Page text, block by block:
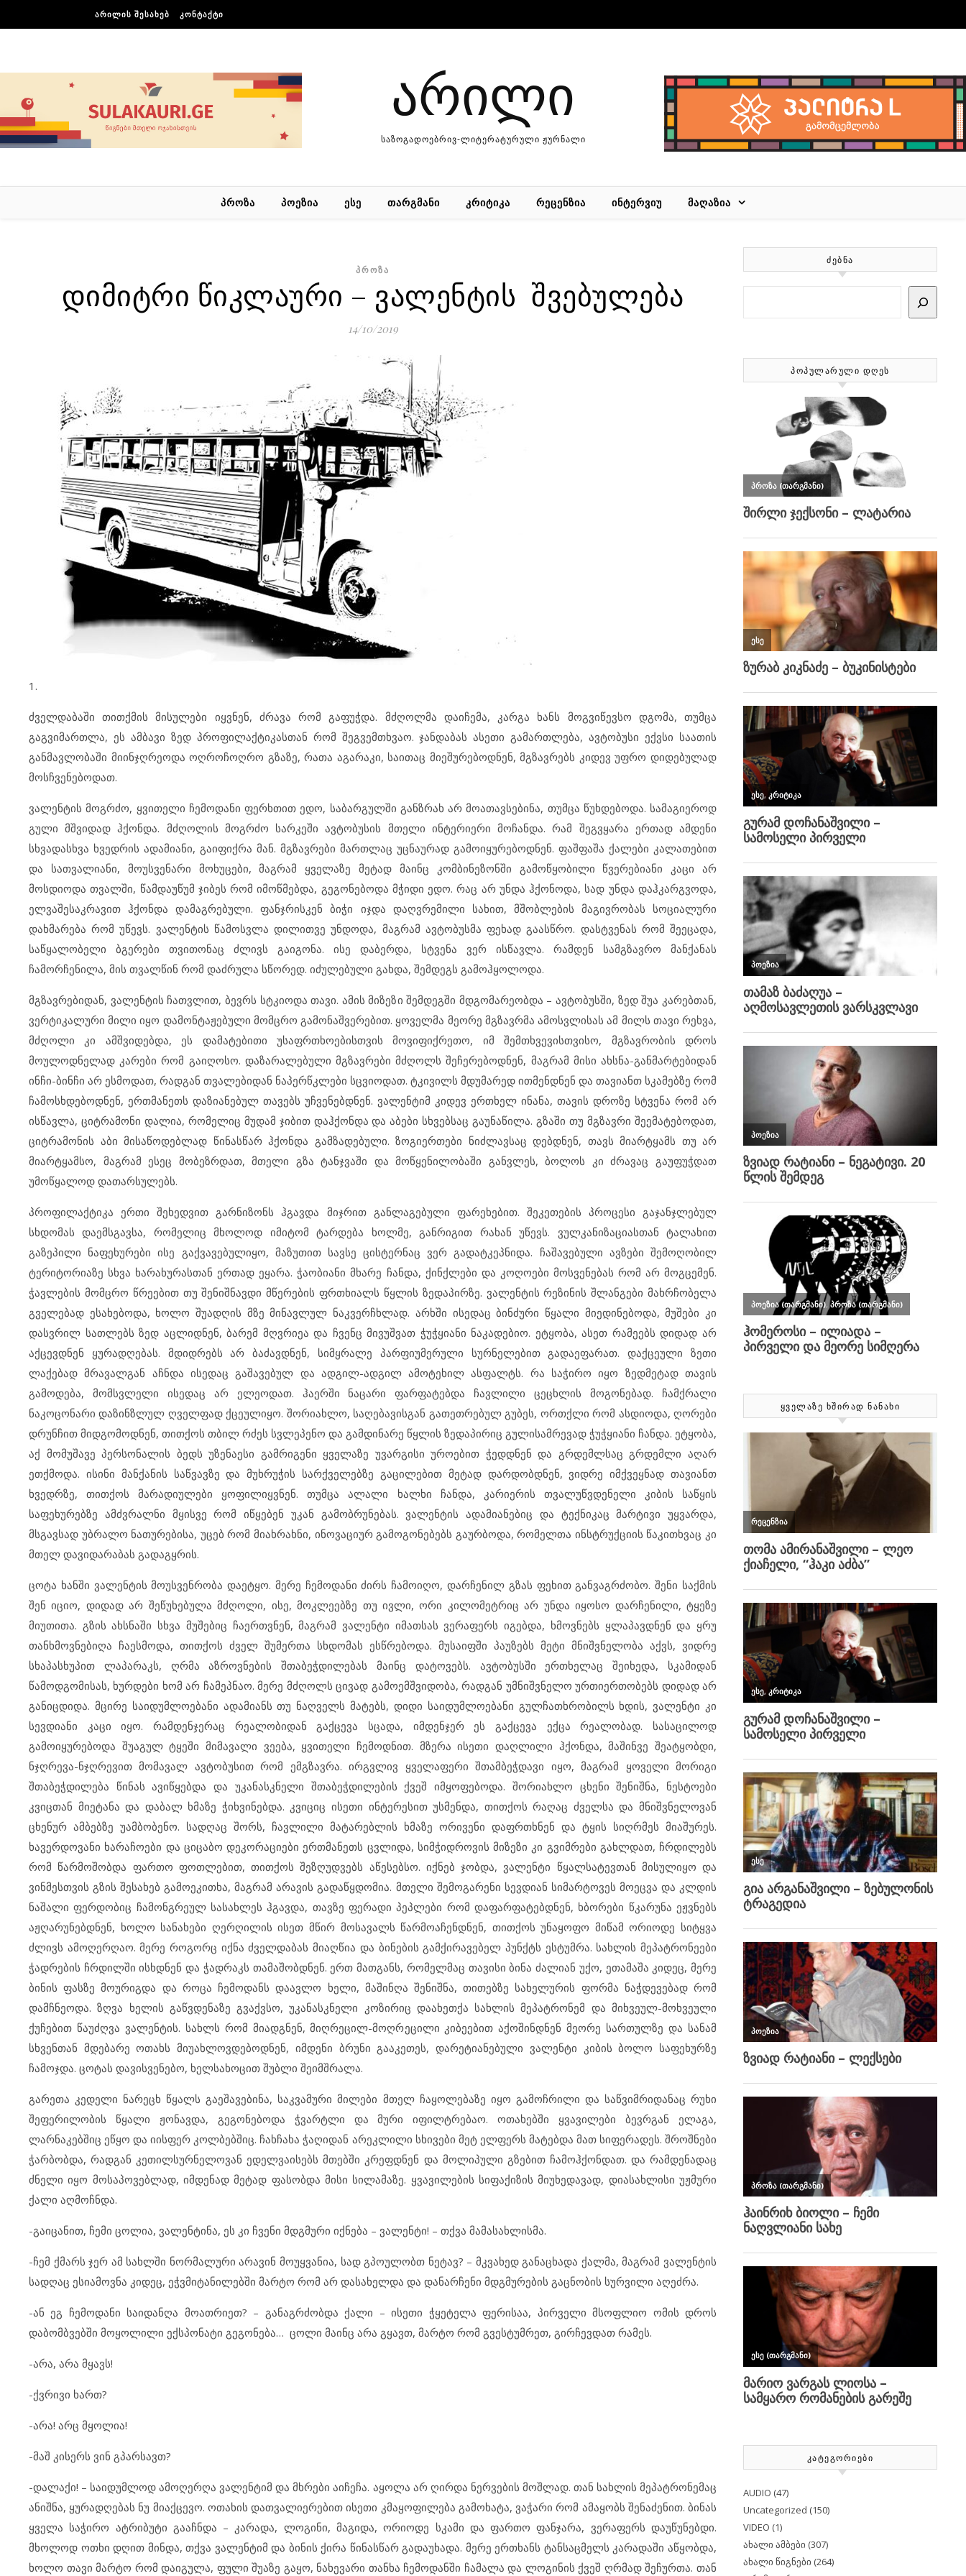
ᲐᲠᲘᲚᲘᲡ ᲨᲔᲡᲐᲮᲔᲑ ᲙᲝᲜᲢᲐᲥᲢᲘ
არილი
საზოგადოებრივ-ლიტერატურული ჟურნალი
ᲞᲠᲝᲖᲐ ᲞᲝᲔᲖᲘᲐ ᲔᲡᲔ ᲗᲐᲠᲒᲛᲐᲜᲘ ᲙᲠᲘᲢᲘᲙᲐ ᲠᲔᲪᲔᲜᲖᲘᲐ ᲘᲜᲢᲔᲠᲕᲘᲣ ᲛᲐᲦᲐᲖᲘᲐ
ᲞᲠᲝᲖᲐ
დიმიტრი წიკლაური – ვალენტის შვებულება
14/10/2019
1.
ძველდაბაში თითქმის მისულები იყვნენ, ძრავა რომ გაფუჭდა. მძღოლმა დაიჩემა, კარგა ხანს მოგვიწევსო დგომა, თუმცა
გაგვიმართლა, ეს ამბავი ზედ პროფილაქტიკასთან რომ შეგვემთხვაო. ჯანდაბას ასეთი გამართლება, ავტობუსი ექვსი საათის
განმავლობაში მიინჯღრეოდა ოღროჩოღრო გზაზე, რათა აგარაკი, საითაც მიეშურებოდნენ, მგზავრებს კიდევ უფრო დიდებულად
მოსჩვენებოდათ.
ვალენტის მოგრძო, ყვითელი ჩემოდანი ფერხთით ედო, საბარგულში განზრახ არ მოათავსებინა, თუმცა წუხდებოდა. სამაგიეროდ
გული მშვიდად ჰქონდა. მძღოლის მოგრძო სარკეში ავტობუსის მთელი ინტერიერი მოჩანდა. რამ შეგვყარა ერთად ამდენი
სხვადასხვა ხვედრის ადამიანი, გაიფიქრა მან. მგზავრები მართლაც უცნაურად გამოიყურებოდნენ. ფაშფაშა ქალები კალათებით
და სათვალიანი, მოუსვენარი მოხუცები, მაგრამ ყველაზე მეტად მაინც კომბინეზონში გამოწყობილი წვერებიანი კაცი არ
მოსდიოდა თვალში, წამდაუწუმ ჯიბეს რომ იმოწმებდა, გეგონებოდა მჭიდი ედო. რაც არ უნდა ჰქონოდა, სად უნდა დაჰკარგვოდა,
ელვაშესაკრავით ჰქონდა დამაგრებული. ფანჯრისკენ ბიჭი იჯდა დაღვრემილი სახით, მშობლების მაგივრობას სოციალური
დახმარება რომ უწევს. ვალენტის წამოსვლა დილითვე უნდოდა, მაგრამ ავტობუსმა ფეხად გაასწრო. დასტვენას რომ შეეცადა,
საწყალობელი ბგერები თვითონაც ძლივს გაიგონა. ისე დაბერდა, სტვენა ვერ ისწავლა. რამდენ სამგზავრო მანქანას
ჩამორჩენილა, მის თვალწინ რომ დაძრულა სწორედ. იძულებული გახდა, შემდეგს გამოჰყოლოდა.
მგზავრებიდან, ვალენტის ჩათვლით, ბევრს სტკიოდა თავი. ამის მიზეზი შემდეგში მდგომარეობდა – ავტობუსში, ზედ შუა კარებთან,
ვერტიკალური მილი იყო დამონტაჟებული მომცრო გამონაშვერებით. ყოველმა მეორე მგზავრმა ამოსვლისას ამ მილს თავი რეხვა,
მძღოლი კი ამშვიდებდა, ეს დამატებითი უსაფრთხოებისთვის მოვიფიქრეთო, იმ შემთხვევისთვისო, მგზავრობის დროს
მოულოდნელად კარები რომ გაიღოსო. დაზარალებული მგზავრები მძღოლს შეჩერებოდნენ, მაგრამ მისი ახსნა-განმარტებიდან
ინჩი-ბინჩი არ ესმოდათ, რადგან თვალებიდან ნაპერწკლები სცვიოდათ. ტკივილს მდუმარედ ითმენდნენ და თავიანთ სკამებზე რომ
ჩამოსხდებოდნენ, ერთმანეთს დაზიანებულ თავებს უჩვენებდნენ. ვალენტიმ კიდევ ერთხელ ინანა, თავის დროზე სტვენა რომ არ
ისწავლა, ციტრამონი დალია, რომელიც მუდამ ჯიბით დაჰქონდა და აბები სხვებსაც გაუნაწილა. გზაში თუ მგზავრი შეემატებოდათ,
ციტრამონის აბი მისაწოდებლად წინასწარ ჰქონდა გამზადებული. ზოგიერთები ნიძლავსაც დებდნენ, თავს მიარტყამს თუ არ
მიარტყამსო, მაგრამ ესეც მობეზრდათ, მთელი გზა ტანჯვაში და მოწყენილობაში განვლეს, ბოლოს კი ძრავაც გაუფუჭდათ
უმოწყალოდ დათარსულებს.
პროფილაქტიკა ერთი შეხედვით გარნიზონს ჰგავდა მიჯრით განლაგებული ფარეხებით. შეკეთების პროცესი გაჯანჯლებულ
სხდომას დაემსგავსა, რომელიც მხოლოდ იმიტომ ტარდება ხოლმე, განრიგით რახან უწევს. ვულკანიზაციასთან ტალახით
გაზეპილი ნაფეხურები ისე გაქვავებულიყო, მაზუთით სავსე ცისტერნაც ვერ გადატკეპნიდა. ჩაშავებული ავზები შემოღობილ
ტერიტორიაზე სხვა ხარახურასთან ერთად ეყარა. ჭაობიანი მხარე ჩანდა, ქინქლები და კოღოები მოსვენებას რომ არ მოგცემენ.
ჭავლების მომცრო წრეებით თუ შენიშნავდი მწერების ფრთხიალს წყლის ზედაპირზე. ვალენტის რეზინის შლანგები მახრჩობელა
გველებად ესახებოდა, ხოლო შუადღის მზე მინავლულ ნაკვერჩხლად. არხში ისედაც ბინძური წყალი მიედინებოდა, მუშები კი
დასვრილ სათლებს ზედ აცლიდნენ, ბარემ მღვრიეა და ჩვენც მივუშვათ ჭუჭყიანი ნაკადებიო. ეტყობა, ასეთ რამეებს დიდად არ
აქცევდნენ ყურადღებას. მდიდრებს არ ბაძავდნენ, სიმყრალე პარფიუმერული სურნელებით გადაეფარათ. დაქცეული ზეთი
ლაქებად მრავალგან აჩნდა ისედაც გაშავებულ და ადგილ-ადგილ ამოტეხილ ასფალტს. რა საჭირო იყო ზედმეტად თავის
გამოდება, მომსვლელი ისედაც არ ელეოდათ. ჰაერში ნაცარი ფარფატებდა ჩავლილი ცეცხლის მოგონებად. ჩამქრალი
ნაკოცონარი დაზინზლულ ღველფად ქცეულიყო. შორიახლო, საღებავისგან გათეთრებულ გუბეს, ორთქლი რომ ასდიოდა, ღორები
დრუნჩით მიდგომოდნენ, თითქოს თბილ რძეს სვლეპენო და გამდინარე წყლის ზედაპირიც გულისამრევად ჭუჭყიანი ჩანდა. ეტყობა,
აქ მომუშავე პერსონალის ბედს უზენაესი გამრიგენი ყველაზე უვარგისი უროებით ჭედდნენ და გრდემლსაც გრდემლი აღარ
ეთქმოდა. ისინი მანქანის საწვავზე და მუხრუჭის სარქველებზე გაცილებით მეტად დარდობდნენ, ვიდრე იმქვეყნად თავიანთ
ხვედრზე, თითქოს მარადიულები ყოფილიყვნენ. თუმცა ალალი ხალხი ჩანდა, კარიერის თვალუწვდენელი კიბის საწყის
საფეხურებზე ამძვრალნი მყისვე რომ იწყებენ უკან გამობრუნებას. ვალენტის ადამიანებიც და ტექნიკაც მარტივი უყვარდა,
მსგავსად უბრალო ნათურებისა, უცებ რომ მიახრახნი, ინოვაციურ გამოგონებებს გაურბოდა, რომელთა ინსტრუქციის წაკითხვაც კი
მთელ დავიდარაბას გადაგყრის.
ცოტა ხანში ვალენტის მოუსვენრობა დაეტყო. მერე ჩემოდანი ძირს ჩამოიღო, დარჩენილ გზას ფეხით განვაგრძობო. შენი საქმის
შენ იციო, დიდად არ შეწუხებულა მძღოლი, ისე, მოკლეებზე თუ ივლი, ორი კილომეტრიც არ უნდა იყოსო დარჩენილი, ტყეზე
მიუთითა. გზის ახსნაში სხვა მუშებიც ჩაერთვნენ, მაგრამ ვალენტი იმათსას ვერაფერს იგებდა, ხმოვნებს ყლაპავდნენ და ყრუ
თანხმოვნებიღა ჩაესმოდა, თითქოს ძველ შუმერთა სხდომას ესწრებოდა. მუსაიფში პაუზებს მეტი მნიშვნელობა აქვს, ვიდრე
სხაპასხუპით ლაპარაკს, ღრმა აზროვნების შთაბეჭდილებას მაინც დატოვებს. ავტობუსში ერთხელაც შეიხედა, სკამიდან
წამოდგომისას, ხურდები ხომ არ ჩამეპნაო. მერე მძღოლს ცივად გამოემშვიდობა, რადგან უმნიშვნელო ურთიერთობებს დიდად არ
განიცდიდა. მცირე საიდუმლოებანი ადამიანს თუ ნაღველს მატებს, დიდი საიდუმლოებანი გულჩათხრობილს ხდის, ვალენტი კი
სევდიანი კაცი იყო. რამდენჯერაც რეალობიდან გაქცევა სცადა, იმდენჯერ ეს გაქცევა ექცა რეალობად. სასაცილოდ
გამოიყურებოდა შუაგულ ტყეში მიმავალი ვეება, ყვითელი ჩემოდნით. მზერა ისეთი დაღლილი ჰქონდა, მაშინვე შეატყობდი,
ნჯღრევა-ნჯღრევით მომავალ ავტობუსით რომ ემგზავრა. ირგვლივ ყველაფერი შთამბეჭდავი იყო, მაგრამ ყოველი მორიგი
შთაბეჭდილება წინას ავიწყებდა და უკანასკნელი შთაბეჭდილების ქვეშ იმყოფებოდა. შორიახლო ცხენი შენიშნა, ნესტოები
კვიცთან მიეტანა და დაბალ ხმაზე ჭიხვინებდა. კვიციც ისეთი ინტერესით უსმენდა, თითქოს რაღაც ძველსა და მნიშვნელოვან
ცხენურ ამბებზე უამბობენო. სადღაც შორს, ჩავლილი მატარებლის ხმაზე ორივენი დაფრთხნენ და ტყის სიღრმეს მიაშურეს.
ხავერდოვანი ხარაჩოები და ციცაბო დეკორაციები ერთმანეთს ცვლიდა, სიმჭიდროვის მიზეზი კი გვიმრები გახლდათ, ჩრდილებს
რომ წარმოშობდა ფართო ფოთლებით, თითქოს შეზღუდვებს აწესებსო. იქნებ ჯობდა, ვალენტი წყალსატევთან მისულიყო და
ვინმესთვის გზის შესახებ გამოეკითხა, მაგრამ არავის გადაწყდომია. მთელი შემოგარენი სევდიან სიმარტოვეს მოეცვა და კლდის
ნაშალი ფერდობიც ჩამონგრეულ სასახლეს ჰგავდა, თავზე ფერადი პეპლები რომ დაფარფატებდნენ, ხბორები წკარუნა ეჟვნებს
აჟღარუნებდნენ, ხოლო სანახები ღერღილის ისეთ მწირ მოსავალს წარმოაჩენდნენ, თითქოს უნაყოფო მიწამ ორიოდე სიტყვა
ძლივს ამოღერღაო. მერე როგორც იქნა ძველდაბას მიაღწია და ბინების გამქირავებელ პუნქტს ესტუმრა. სახლის მეპატრონეები
ჭადრების ჩრდილში ისხდნენ და ჭადრაკს თამაშობდნენ. ერთ მათგანს, რომელმაც თავისი ბინა ძალიან უქო, ეთამაშა კიდეც, მერე
ბინის ფასზე მოურიგდა და როცა ჩემოდანს დაავლო ხელი, მაშინღა შენიშნა, თითებზე სახელურის ფორმა ნაჭდევებად რომ
დამჩნეოდა. ზღვა ხელის გაწვდენაზე გვაქვსო, უკანასკნელი კოზირიც დაახეთქა სახლის მეპატრონემ და მიხვეულ-მოხვეული
ქუჩებით წაუძღვა ვალენტის. სახლს რომ მიადგნენ, მიღრეცილ-მოღრეცილი კიბეებით აქოშინდნენ მეორე სართულზე და სანამ
სხვენთან მდებარე ოთახს მიუახლოვდებოდნენ, იმდენი ბრუნი გააკეთეს, დარეტიანებული ვალენტი კიბის ბოლო საფეხურზე
ჩამოჯდა. ცოტას დავისვენებო, ხელსახოცით შუბლი შეიმშრალა.
გარეთა კედელი ნარეცხ წყალს გაეშავებინა, საკვამური მილები მთელ ჩაყოლებაზე იყო გამოჩრილი და საწვიმრიდანაც რუხი
შეფერილობის წყალი ჟონავდა, გეგონებოდა ჭვარტლი და მური იფილტრებაო. ოთახებში ყვავილები ბევრგან ელაგა,
ლარნაკებშიც ეწყო და იისფერ კოლბებშიც. ჩახჩახა ჭაღიდან არეკლილი სხივები მეტ ელფერს მატებდა მათ სიფერადეს. შროშნები
ჭარბობდა, რადგან კეთილსურნელოვან ედელვაისებს მთებში კრეფდნენ და მოლიპული გზებით ჩამოჰქონდათ. და რამდენადაც
ძნელი იყო მოსაპოვებლად, იმდენად მეტად ფასობდა მისი სილამაზე. ყვავილების სიფაქიზის მიუხედავად, დიასახლისი უჟმური
ქალი აღმოჩნდა.
-გაიცანით, ჩემი ცოლია, ვალენტინა, ეს კი ჩვენი მდგმური იქნება – ვალენტი! – თქვა მამასახლისმა.
-ჩემ ქმარს ჯერ ამ სახლში ნორმალური არავინ მოუყვანია, სად გპოულობთ ნეტავ? – მკვახედ განაცხადა ქალმა, მაგრამ ვალენტის
სადღაც ესიამოვნა კიდეც, ეჭვმიტანილებში მარტო რომ არ დასახელდა და დანარჩენი მდგმურების გაცნობის სურვილი აღეძრა.
-ან ეგ ჩემოდანი საიდანღა მოათრიეთ? – განაგრძობდა ქალი – ისეთი ჭყეტელა ფერისაა, პირველი მსოფლიო ომის დროს
დაბომბვებში მოყოლილი ექსპონატი გეგონება… ცოლი მაინც არა გყავთ, მარტო რომ გვესტუმრეთ, გირჩევდათ რამეს.
-არა, არა მყავს!
-ქვრივი ხართ?
-არა! არც მყოლია!
-მაშ კისერს ვინ გპარსავთ?
-დალაქი! – საიდუმლოდ ამოღერღა ვალენტიმ და მხრები აიჩეჩა. აყოლა არ ღირდა ნერვების მოშლად. თან სახლის მეპატრონემაც
ანიშნა, ყურადღებას ნუ მიაქცევო. ოთახის დათვალიერებით ისეთი კმაყოფილება გამოხატა, ვაჭარი რომ ამაყობს შენაძენით. ბინას
ყველა საჭირო ატრიბუტი გააჩნდა – კარადა, ლოგინი, მაგიდა, ორიოდე სკამი და ფართო ფანჯარა, ვერაფერს დაუწუნებდი.
მხოლოდ ოთხი დღით მინდა, თქვა ვალენტიმ და ბინის ქირა წინასწარ გადაუხადა. მერე ერთხანს ტანსაცმელს კარადაში აწყობდა,
ხოლო თავი მარტო რომ დაიგულა, ფული შუაზე გაყო, ნახევარი თანხა ჩემოდანში ჩამალა და ლოგინის ქვეშ ღრმად შეჩურთა. თან
ᲫᲔᲑᲜᲐ
ᲞᲝᲞᲣᲚᲐᲠᲣᲚᲘ ᲓᲦᲔᲡ
ᲧᲕᲔᲚᲐᲖᲔ ᲮᲨᲘᲠᲐᲓ ᲜᲐᲜᲐᲮᲘ
ᲙᲐᲢᲔᲒᲝᲠᲘᲔᲑᲘ
AUDIO (47)
Uncategorized (150)
VIDEO (1)
ახალი ამბები (307)
ახალი წიგნები (264)